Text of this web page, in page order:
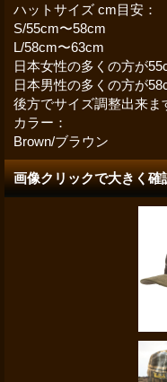
ハットサイズ cm目安：
S/55cm〜58cm
L/58cm〜63cm
日本女性の多くの方が
日本男性の多くの方が
後方でサイズ調整出来ま
カラー：
Brown/ブラウン
画像クリックで大きく